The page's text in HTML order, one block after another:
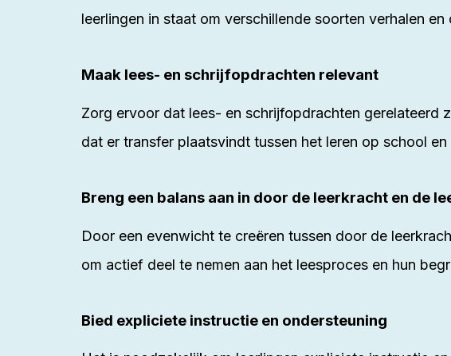
leerlingen in staat om verschillende soorten verhalen
Maak lees- en schrijfopdrachten relevant
Zorg ervoor dat lees- en schrijfopdrachten gerelateerd
dat er transfer plaatsvindt tussen het leren op school en
Breng een balans aan in door de leerkracht en de
Door een evenwicht te creëren tussen door de
om actief deel te nemen aan het leesproces en hun
Bied expliciete instructie en ondersteuning